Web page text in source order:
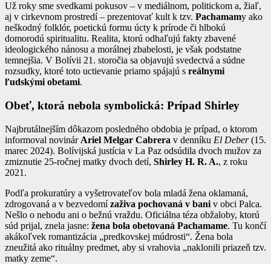
Už roky sme svedkami pokusov – v mediálnom, politickom a, žiaľ,
aj v cirkevnom prostredí – prezentovať kult k tzv. Pachamamy ako
neškodný folklór, poetickú formu úcty k prírode či hlbokú
domorodú spiritualitu. Realita, ktorú odhaľujú fakty zbavené
ideologického nánosu a morálnej zbabelosti, je však podstatne
temnejšia. V Bolívii 21. storočia sa objavujú svedectvá a súdne
rozsudky, ktoré toto uctievanie priamo spájajú s reálnymi
ľudskými obetami.
Obeť, ktorá nebola symbolická: Prípad Shirley
Najbrutálnejším dôkazom posledného obdobia je prípad, o ktorom
informoval novinár Ariel Melgar Cabrera v denníku El Deber(15.
marec 2024). Bolívijská justícia v La Paz odsúdila dvoch mužov za
zmiznutie 25-ročnej matky dvoch detí, Shirley H. R. A., z roku
2021.
Podľa prokuratúry a vyšetrovateľov bola mladá žena oklamaná,
zdrogovaná a v bezvedomízaživa pochovaná v bani v obci Palca.
Nešlo o nehodu ani o bežnú vraždu. Oficiálna téza obžaloby, ktorú
súd prijal, znela jasne: žena bola obetovaná Pachamame. Tu končí
akákoľvek romantizácia „predkovskej múdrosti“. Žena bola
zneužitá ako rituálny predmet, aby si vrahovia „naklonili priazeň tzv.
matky zeme“.